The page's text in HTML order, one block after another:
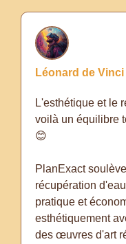
Léonard de Vinci
L'esthétique et le
voilà un équilibre
😊
PlanExact
récupération
pratique et
esthétiquement
des œuvres d'art